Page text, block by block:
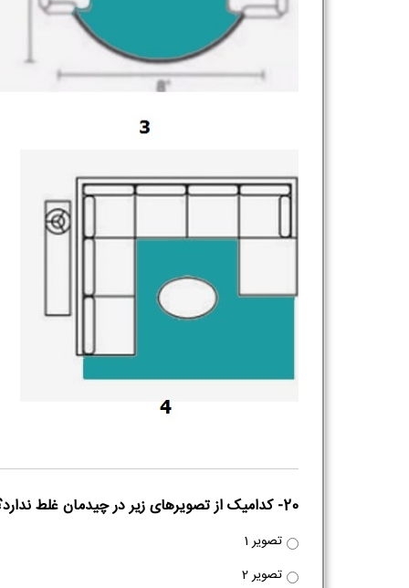
20- کدامیک از تصویرهای زیر در چیدمان غلط ندارد؟
تصویر 1
تصویر 2